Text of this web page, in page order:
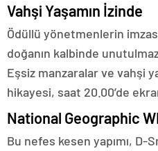
Vahşi Yaşamın İzinde
Ödüllü yönetmenlerin
doğanın kalbinde
Eşsiz manzaralar ve vahşi
hikayesi, saat 20.00’de
National Geographic
Bu nefes kesen yapımı, D-